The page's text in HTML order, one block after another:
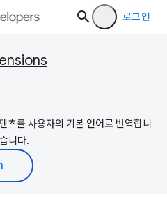
로그인
를 사용자의 기본 언어로 번역합니
니다.